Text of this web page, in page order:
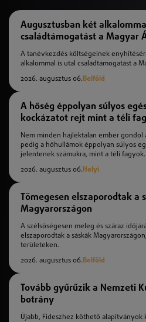
Augusztusban két
családtámogatást a Magyar
A tanévkezdés költségeinek
alkalommal is utal családtámogatást a
2026. augusztus 06.Belföld
A hőség éppolyan súlyos
kockázatot rejt mint a téli
Nem minden hajléktalan ember gondol
pedig a hőhullámok éppolyan súlyos
jelentenek számukra, mint a téli fagyok.
2026. augusztus 06. Helyi
Tömegesen elszaporodtak a
Magyarországon
A szélsőségesen meleg és száraz
elszaporodtak a sáskák
területeken.
2026. augusztus 06.Belföld
Tovább gyűrűzik a Nemzeti
botrány
Újabb, Fideszhez köthető alapítványok